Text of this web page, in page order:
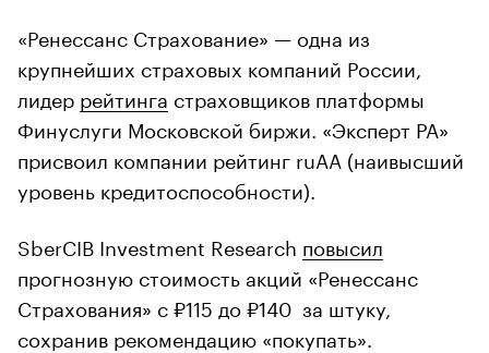
«Ренессанс Страхование» — одна из
крупнейших страховых компаний России,
лидер рейтинга страховщиков платформы
Финуслуги Московской биржи. «Эксперт РА»
присвоил компании рейтинг ruAA (наивысший
уровень кредитоспособности).
SberCIB Investment Research повысил
прогнозную стоимость акций «Ренессанс
Страхования» с ₽115 до ₽140 за штуку,
сохранив рекомендацию «покупать».